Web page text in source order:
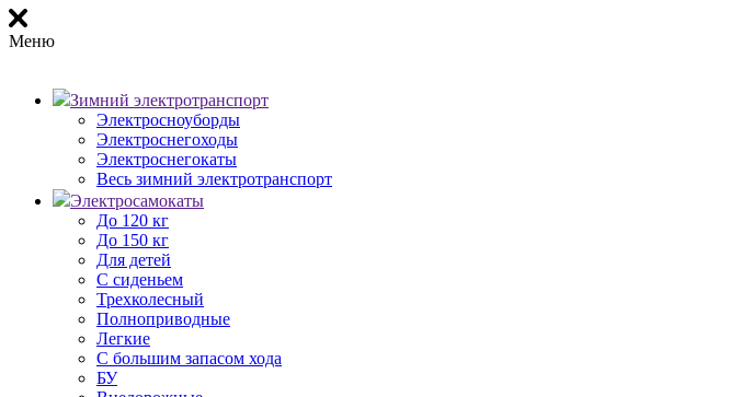
Меню
Зимний электротранспорт
Электросноуборды
Электроснегоходы
Электроснегокаты
Весь зимний электротранспорт
Электросамокаты
До 120 кг
До 150 кг
Для детей
С сиденьем
Трехколесный
Полноприводные
Легкие
С большим запасом хода
БУ